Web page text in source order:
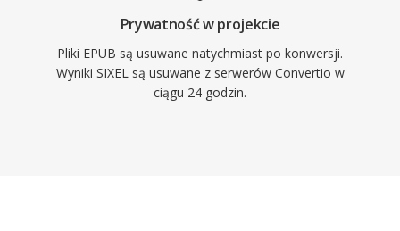
Prywatność w projekcie
Pliki EPUB są usuwane natychmiast po konwersji.
Wyniki SIXEL są usuwane z serwerów Convertio w
ciągu 24 godzin.